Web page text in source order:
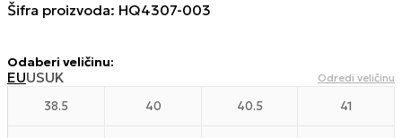
Šifra proizvoda: HQ4307-003
Odaberi veličinu:
EUUSUK Odredi veličinu
38.5 40 40.5 41